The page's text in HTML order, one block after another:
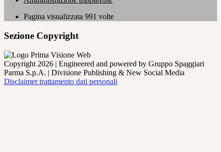
Pagina visualizzata 991 volte
Sezione Copyright
Copyright 2026 | Engineered and powered by Gruppo Spaggiari
Parma S.p.A. | Divisione Publishing & New Social Media
Disclaimer trattamento dati personali